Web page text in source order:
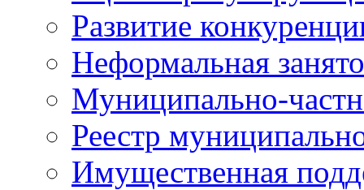
Развитие
Неформальная
Муниципально-
Реестр
Имущественная